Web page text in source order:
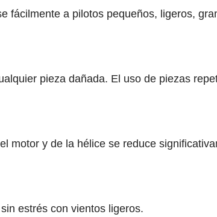
fácilmente a pilotos pequeños, ligeros,
pieza dañada. El uso de piezas
motor y de la hélice se reduce
estrés con vientos ligeros.